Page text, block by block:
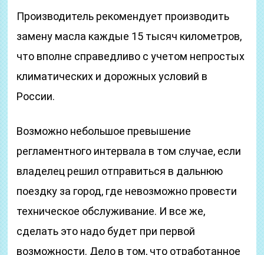
Производитель рекомендует производить
замену масла каждые 15 тысяч километров,
что вполне справедливо с учетом непростых
климатических и дорожных условий в
России.
Возможно небольшое превышение
регламентного интервала в том случае, если
владелец решил отправиться в дальнюю
поездку за город, где невозможно провести
техническое обслуживание. И все же,
сделать это надо будет при первой
возможности. Дело в том, что отработанное